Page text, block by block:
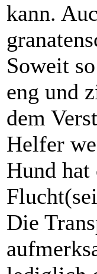
kann.
Soweit
eng und
dem
Helfer
Hund
Die